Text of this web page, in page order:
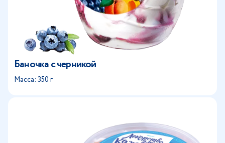
Баночка с черникой
Масса: 350 г